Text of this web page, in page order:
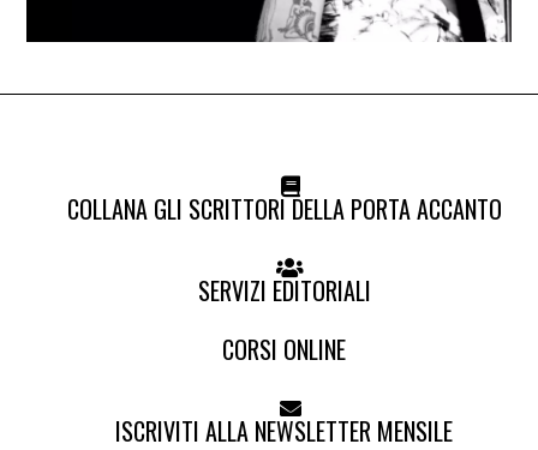
COLLANA GLI SCRITTORI DELLA PORTA ACCANTO
SERVIZI EDITORIALI
CORSI ONLINE
ISCRIVITI ALLA NEWSLETTER MENSILE